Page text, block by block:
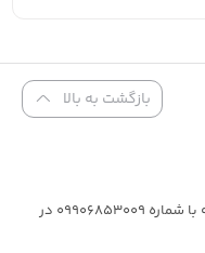
بازگشت به بالا
جهت ارتباط مستقیم ، پیامک و یا نرم افزار بله با شماره 09906853009 در